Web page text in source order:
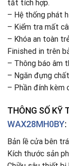
tắt tích hợp.
– Hệ thống phát
– Kiểm tra mất
– Khóa an toàn
Finished in trên
– Thông báo âm
– Ngăn đựng
– Phần đính kèm
THÔNG SỐ KỸ
WAX28MH0BY:
Bản lề cửa bên
Kích thước sản